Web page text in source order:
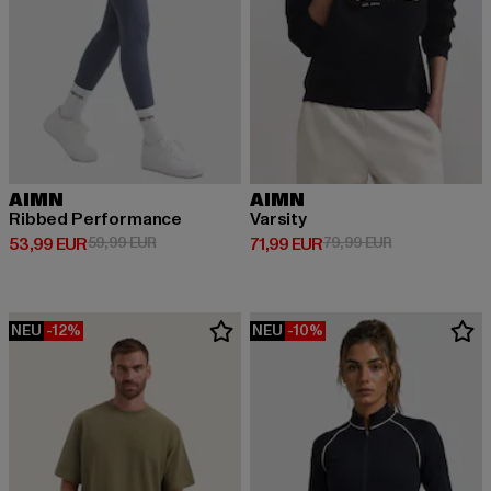
AIMN
Ribbed Performance
53,99 EUR
Derzeitiger Preis: 53,99 EUR
59,99 EURAktionspreis: 59,99 EUR
AIMN
Varsity
71,99 EUR
Derzeitiger Preis: 71,99 EUR
79,99 EURAktionspreis:
NEU -12% NEU -10%